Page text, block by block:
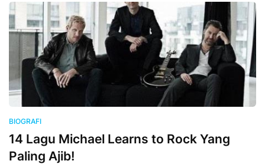
BIOGRAFI
14 Lagu Michael Learns to Rock Yang
Paling Ajib!